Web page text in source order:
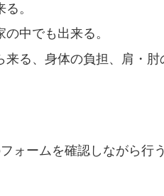
。
中でも出来る。
来る、身体の負担、肩・
ォームを確認しながら行